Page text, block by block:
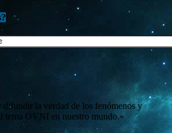
difundir la verdad de los fenómenos y
tema OVNI en nuestro mundo.»